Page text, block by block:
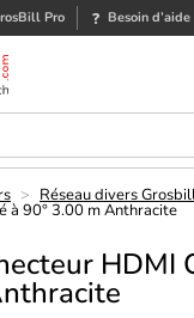
Pro Besoin d’aide
> Réseau divers
à 90° 3.00 m Anthracite
HDMI